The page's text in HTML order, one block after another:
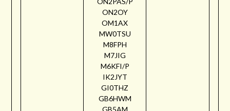
ON2OY
OM1AX
MW0TSU
M8FPH
M7JIG
M6KFI/P
IK2JYT
GI0THZ
GB6HWM